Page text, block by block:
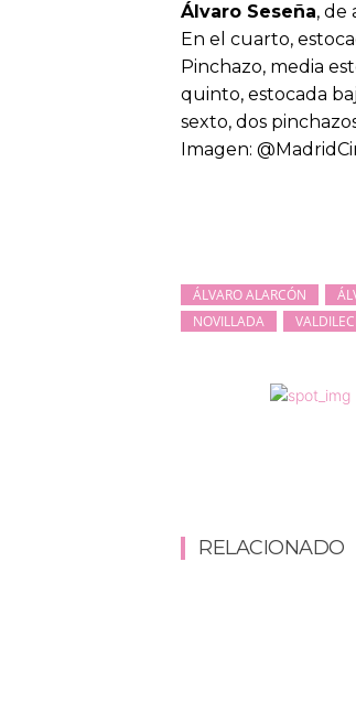
Álvaro Seseña, de
En el cuarto,
Pinchazo, media
quinto, estocada
sexto, dos
Imagen:
ÁLVARO ALARCÓN
NOVILLADA
RELACIONADO